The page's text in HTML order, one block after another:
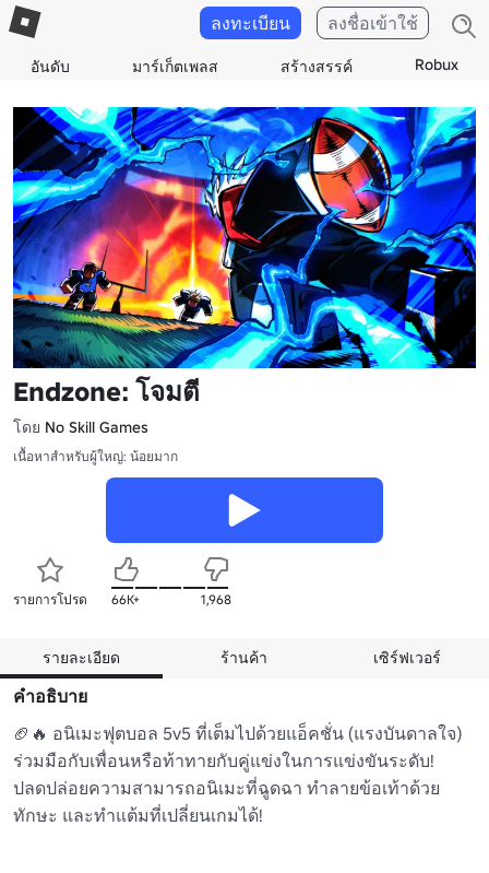
อันดับ มาร์เก็ตเพลส สร้างสรรค์ Robux
ลงทะเบียน ลงชื่อเข้าใช้
Endzone: โจมตี
โดย No Skill Games
เนื้อหาสำหรับผู้ใหญ่: น้อยมาก
รายการโปรด 66K+ 1,968
รายละเอียด ร้านค้า เซิร์ฟเวอร์
คำอธิบาย
🏈🔥 อนิเมะฟุตบอล 5v5 ที่เต็มไปด้วยแอ็คชั่น (แรงบันดาลใจ)
ร่วมมือกับเพื่อนหรือท้าทายกับคู่แข่งในการแข่งขันระดับ!
ปลดปล่อยความสามารถอนิเมะที่ฉูดฉา ทำลายข้อเท้าด้วย
ทักษะ และทำแต้มที่เปลี่ยนเกมได้!